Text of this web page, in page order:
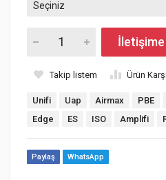
İletişime
Takip listem Ürün
Unifi Uap Airmax PBE
Edge
ES ISO Amplifi
Paylaş WhatsApp